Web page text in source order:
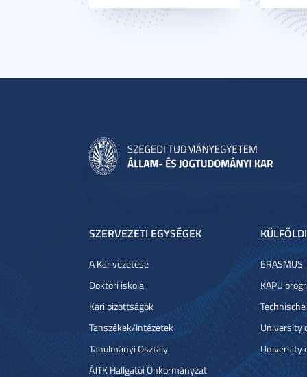
SZERVEZETI EGYSÉGEK
A Kar vezetése
Doktori iskola
Kari bizottságok
Tanszékek/Intézetek
Tanulmányi Osztály
ÁJTK Hallgatói Önkormányzat
ERASMUS
KAPU
University
University